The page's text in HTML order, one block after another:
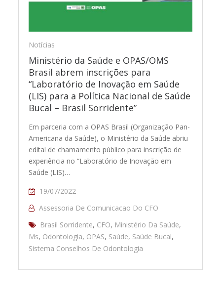
Notícias
Ministério da Saúde e OPAS/OMS
Brasil abrem inscrições para
“Laboratório de Inovação em Saúde
(LIS) para a Política Nacional de Saúde
Bucal – Brasil Sorridente”
Em parceria com a OPAS Brasil (Organização Pan-
Americana da Saúde), o Ministério da Saúde abriu
edital de chamamento público para inscrição de
experiência no “Laboratório de Inovação em
Saúde (LIS)…
19/07/2022
Assessoria De Comunicacao Do CFO
Brasil Sorridente, CFO, Ministério Da Saúde,
Ms, Odontologia, OPAS, Saúde, Saúde Bucal,
Sistema Conselhos De Odontologia